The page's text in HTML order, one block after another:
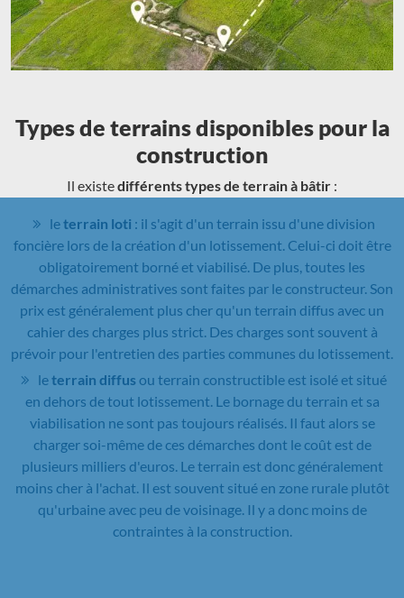
Types de terrains disponibles pour la
construction
Il existedifférents types de terrain à bâtir :
leterrain loti : il s'agit d'un terrain issu d'une division
foncière lors de la création d'un lotissement. Celui-ci doit être
obligatoirement borné et viabilisé. De plus, toutes les
démarches administratives sont faites par le constructeur. Son
prix est généralement plus cher qu'un terrain diffus avec un
cahier des charges plus strict. Des charges sont souvent à
prévoir pour l'entretien des parties communes du lotissement.
leterrain diffusou terrain constructible est isolé et situé
en dehors de tout lotissement. Le bornage du terrain et sa
viabilisation ne sont pas toujours réalisés. Il faut alors se
charger soi-même de ces démarches dont le coût est de
plusieurs milliers d'euros. Le terrain est donc généralement
moins cher à l'achat. Il est souvent situé en zone rurale plutôt
qu'urbaine avec peu de voisinage. Il y a donc moins de
contraintes à la construction.